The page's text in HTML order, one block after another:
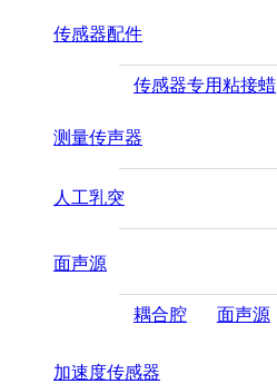
传感器配件
传感器专用粘接蜡
测量传声器
人工乳突
面声源
耦合腔 面声源
加速度传感器